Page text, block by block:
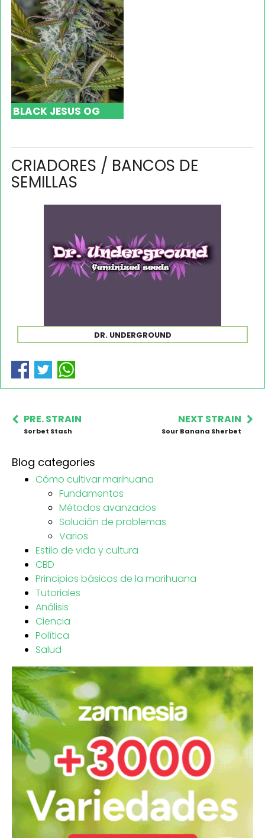
BLACK JESUS OG
CRIADORES / BANCOS DE
SEMILLAS
DR. UNDERGROUND
PRE. STRAIN
Sorbet Stash
NEXT STRAIN
Sour Banana Sherbet
Blog categories
Cómo cultivar marihuana
Fundamentos
Métodos avanzados
Solución de problemas
Varios
Estilo de vida y cultura
CBD
Principios básicos de la marihuana
Tutoriales
Análisis
Ciencia
Política
Salud